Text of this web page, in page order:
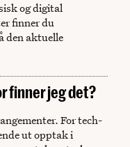
og digital
finner du
den aktuelle
finner jeg det?
For tech-
ut opptak i